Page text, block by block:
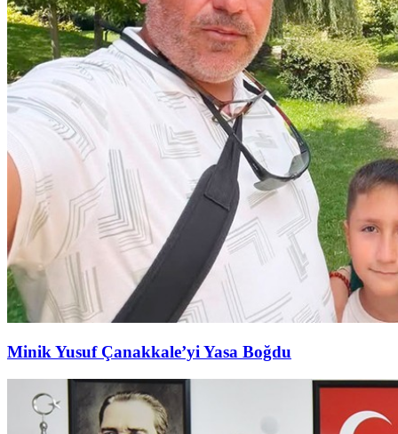
Minik Yusuf Çanakkale’yi Yasa Boğdu